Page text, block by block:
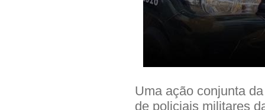
Uma ação conjunta
de policiais militares